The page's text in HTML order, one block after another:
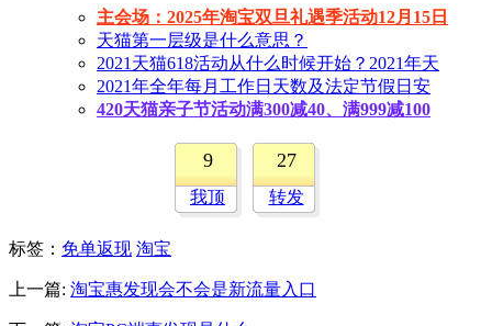
主会场：2025年淘宝双旦礼遇季活动12月15日
天猫第一层级是什么意思？
2021天猫618活动从什么时候开始？2021年天
2021年全年每月工作日天数及法定节假日安
420天猫亲子节活动满300减40、满999减100
9
我顶
27
转发
标签 ： 免单返现 淘宝
上一篇: 淘宝惠发现会不会是新流量入口